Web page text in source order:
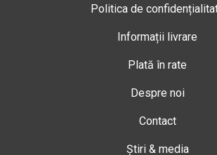
Politica de
Informații livrare
Plată în rate
Despre noi
Contact
Știri & media